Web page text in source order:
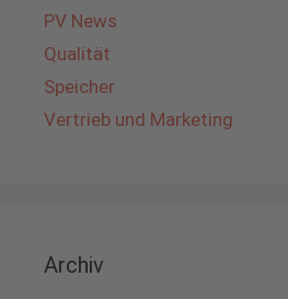
PV News
Qualität
Speicher
Vertrieb und Marketing
Archiv